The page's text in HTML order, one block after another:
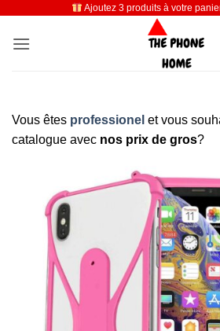
contenu
Ajoutez 3 produits à votre
Vous êtes professionel et vous
catalogue avec nos prix de gros?